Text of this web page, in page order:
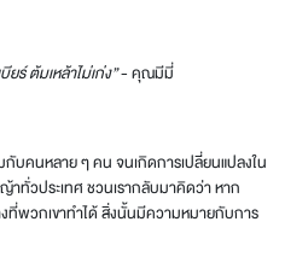
ร์ ต้มเหล้าไม่เก่ง”- คุณมีมี่
กับคนหลาย ๆ คน จนเกิดการเปลี่ยนแปลงใน
าทั่วประเทศ ชวนเรากลับมาคิดว่า หาก
ที่พวกเขาทำได้ สิ่งนั้นมีความหมายกับการ